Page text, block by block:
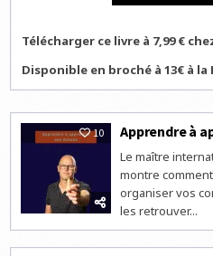
Télécharger ce livre à 7,99 €
Disponible en broché à 13€ à la
10 Apprendre à
Le maître
montre
organiser vos
les retrouver...